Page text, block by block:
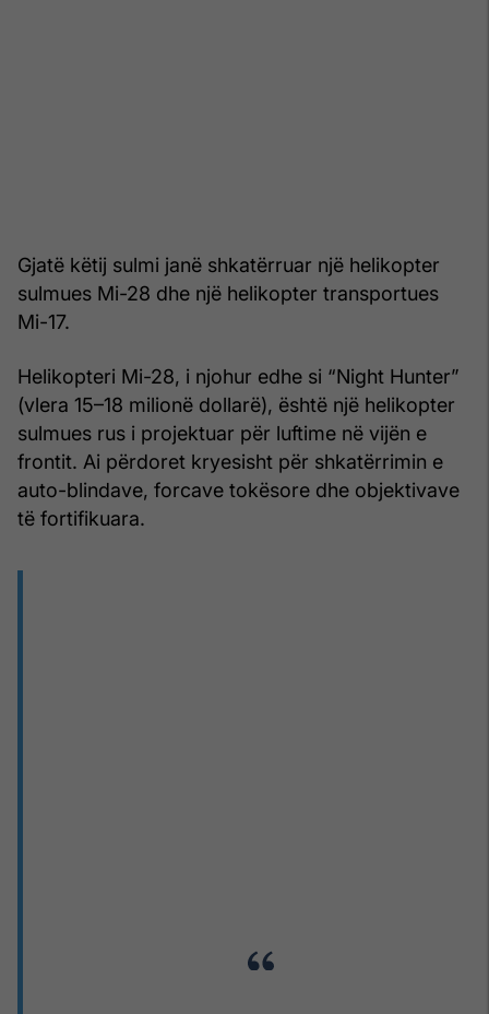
Gjatë këtij sulmi janë shkatërruar një helikopter
sulmues Mi-28 dhe një helikopter transportues
Mi-17.
Helikopteri Mi-28, i njohur edhe si “Night Hunter”
(vlera 15–18 milionë dollarë), është një helikopter
sulmues rus i projektuar për luftime në vijën e
frontit. Ai përdoret kryesisht për shkatërrimin e
auto-blindave, forcave tokësore dhe objektivave
të fortifikuara.